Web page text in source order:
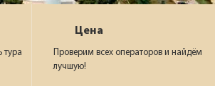
тура
Цена
Проверим всех операторов и найдём
лучшую!